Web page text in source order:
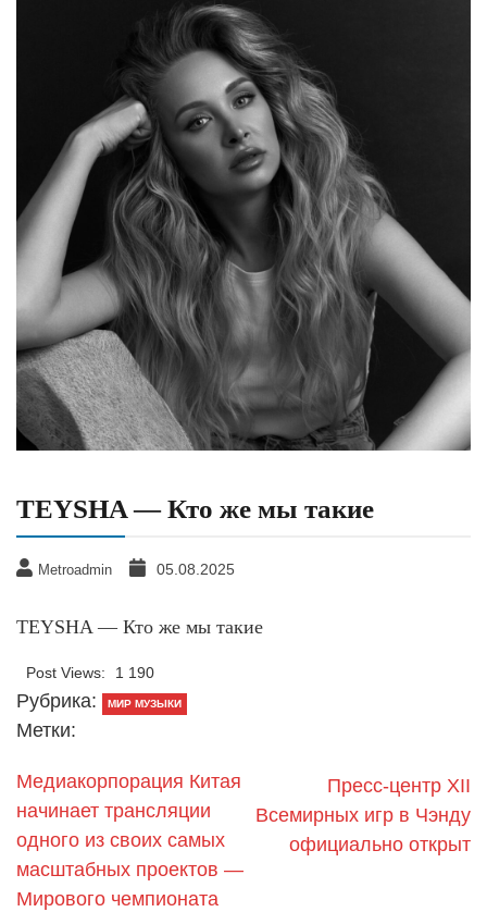
TEYSHA — Кто же мы такие
Metroadmin 05.08.2025
TEYSHA — Кто же мы такие
Post Views: 1 190
Рубрика: МИР МУЗЫКИ
Метки:
Медиакорпорация Китая
начинает трансляции
одного из своих самых
масштабных проектов —
Мирового чемпионата
Пресс-центр XII
Всемирных игр в Чэнду
официально открыт